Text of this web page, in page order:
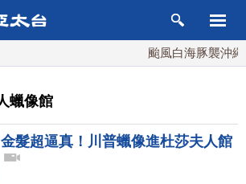
颱風白海豚襲沖繩
蠟像館
金髮超逼真！川普蠟像進杜莎夫人館